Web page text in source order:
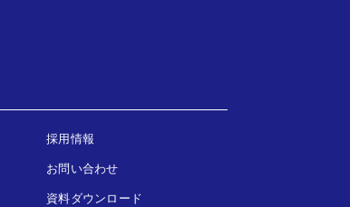
採用情報
お問い合わせ
資料ダウンロード